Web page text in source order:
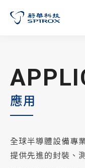
應用
全球半導體設備專
提供先進的封裝、